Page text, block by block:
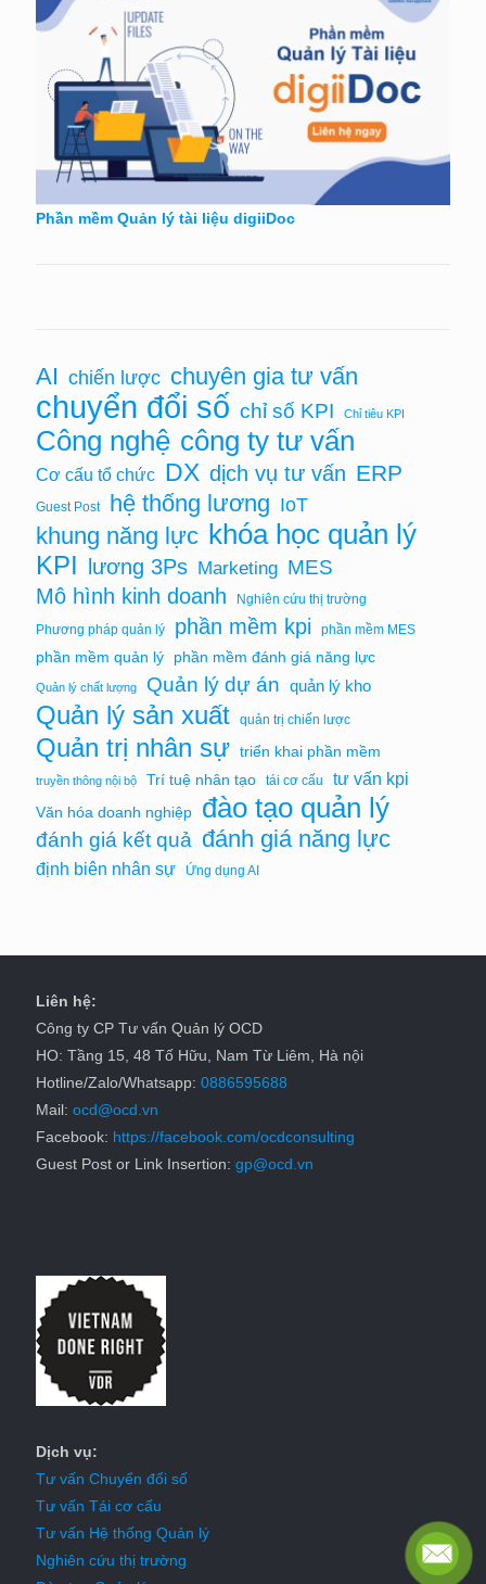
Phần mềm Quản lý tài liệu digiiDoc
AI chiến lược chuyên gia tư vấn
chuyển đổi số chỉ số KPI Chỉ tiêu KPI
Công nghệ công ty tư vấn
Cơ cấu tổ chức DX dịch vụ tư vấn ERP
Guest Post hệ thống lương IoT
khung năng lực khóa học quản lý
KPI lương 3Ps Marketing MES
Mô hình kinh doanh
Nghiên cứu thị trường
Phương pháp quản lý
phần mềm kpi phần mềm MES
phần mềm quản lý phần mềm đánh giá năng lực
Quản lý chất lượng Quản lý dự án quản lý kho
Quản lý sản xuất quản trị chiến lược
Quản trị nhân sự triển khai phần mềm
truyền thông nội bộ Trí tuệ nhân tạo tái cơ cấu tư vấn kpi
Văn hóa doanh nghiệp đào tạo quản lý
đánh giá kết quả đánh giá năng lực
định biên nhân sự Ứng dụng AI
Liên hệ:
Công ty CP Tư vấn Quản lý OCD
HO: Tầng 15, 48 Tố Hữu, Nam Từ Liêm, Hà nội
Hotline/Zalo/Whatsapp: 0886595688
Mail: ocd@ocd.vn
Facebook: https://facebook.com/ocdconsulting
Guest Post or Link Insertion: gp@ocd.vn
Dịch vụ:
Tư vấn Chuyển đổi số
Tư vấn Tái cơ cấu
Tư vấn Hệ thống Quản lý
Nghiên cứu thị trường